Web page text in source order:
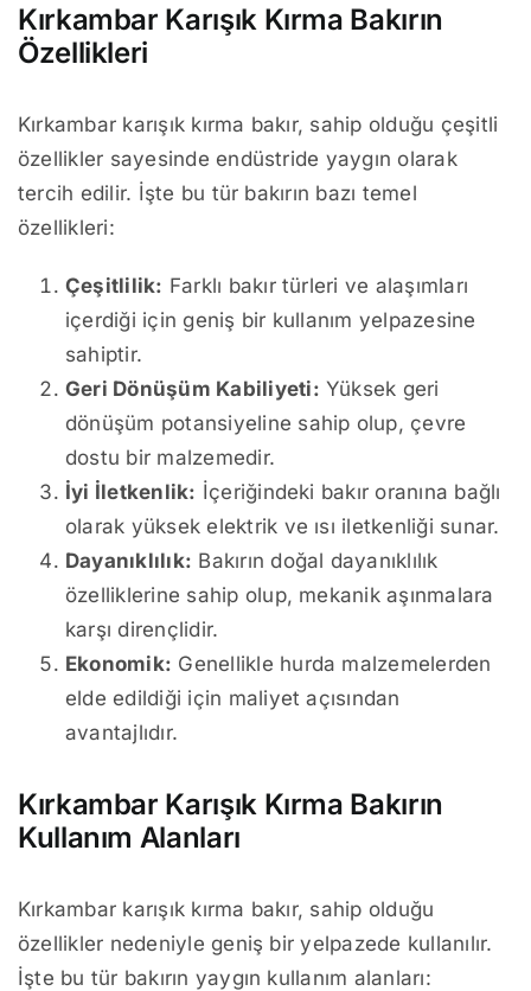
Kırkambar Karışık Kırma Bakırın
Özellikleri
Kırkambar karışık kırma bakır, sahip olduğu çeşitli
özellikler sayesinde endüstride yaygın olarak
tercih edilir. İşte bu tür bakırın bazı temel
özellikleri:
Çeşitlilik: Farklı bakır türleri ve alaşımları
içerdiği için geniş bir kullanım yelpazesine
sahiptir.
Geri Dönüşüm Kabiliyeti: Yüksek geri
dönüşüm potansiyeline sahip olup, çevre
dostu bir malzemedir.
İyi İletkenlik: İçeriğindeki bakır oranına bağlı
olarak yüksek elektrik ve ısı iletkenliği sunar.
Dayanıklılık: Bakırın doğal dayanıklılık
özelliklerine sahip olup, mekanik aşınmalara
karşı dirençlidir.
Ekonomik: Genellikle hurda malzemelerden
elde edildiği için maliyet açısından
avantajlıdır.
Kırkambar Karışık Kırma Bakırın
Kullanım Alanları
Kırkambar karışık kırma bakır, sahip olduğu
özellikler nedeniyle geniş bir yelpazede kullanılır.
İşte bu tür bakırın yaygın kullanım alanları: